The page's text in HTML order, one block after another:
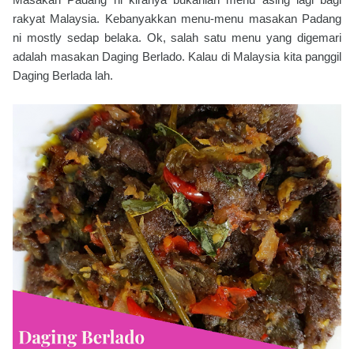
rakyat Malaysia. Kebanyakkan menu-menu masakan Padang
ni mostly sedap belaka. Ok, salah satu menu yang digemari
adalah masakan Daging Berlado. Kalau di Malaysia kita panggil
Daging Berlada lah.